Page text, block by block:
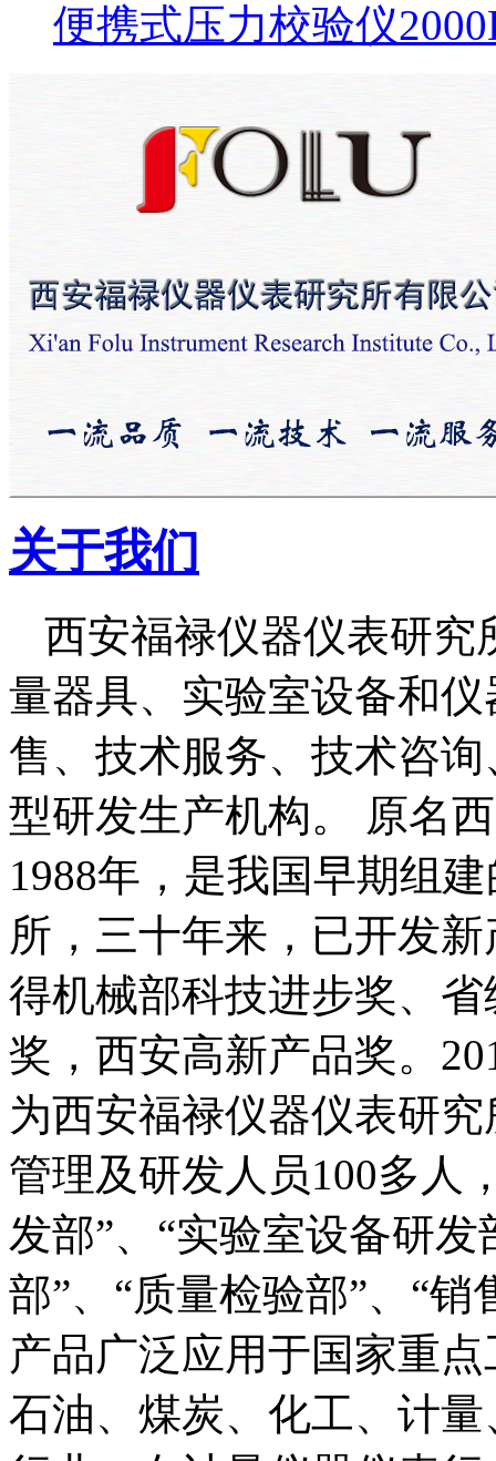
便携式压力校验仪
关于我们
西安福禄仪器仪表研究
量器具、实验室设备和
售、技术服务、技术咨
型研发生产机构。 原名
1988年，是我国早期组
所，三十年来，已开发
得机械部科技进步奖、
奖，西安高新产品奖。
为西安福禄仪器仪表研
管理及研发人员100多人
发部”、“实验室设备研发
部”、“质量检验部”、“
产品广泛应用于国家重
石油、煤炭、化工、计